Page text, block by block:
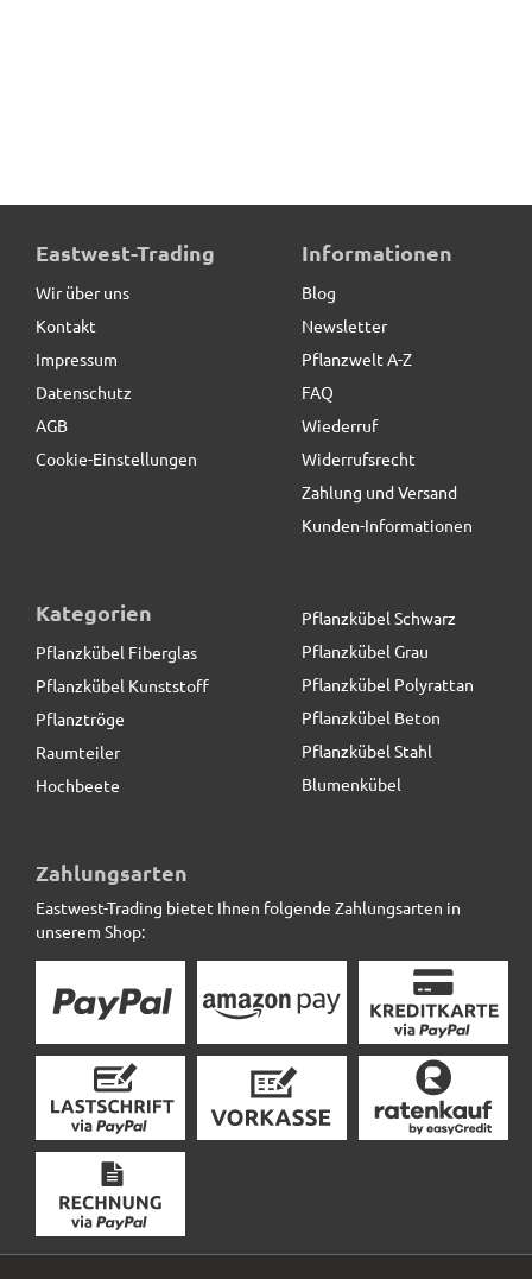
Eastwest-Trading
Wir über uns
Kontakt
Impressum
Datenschutz
AGB
Cookie-Einstellungen
Informationen
Blog
Newsletter
Pflanzwelt A-Z
FAQ
Wiederruf
Widerrufsrecht
Zahlung und Versand
Kunden-Informationen
Kategorien
Pflanzkübel Fiberglas
Pflanzkübel Kunststoff
Pflanztröge
Raumteiler
Hochbeete
Pflanzkübel Schwarz
Pflanzkübel Grau
Pflanzkübel Polyrattan
Pflanzkübel Beton
Pflanzkübel Stahl
Blumenkübel
Zahlungsarten
Eastwest-Trading bietet Ihnen folgende Zahlungsarten in
unserem Shop: